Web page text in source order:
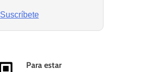
Suscríbete
Para estar